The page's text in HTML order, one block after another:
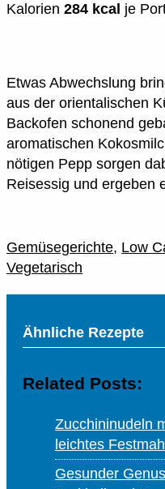
Kalorien 284 kcal je
Etwas Abwechslung
aus der orientalischen
Backofen schonend
aromatischen
nötigen Pepp sorgen
Reisessig und ergeben
Gemüsegerichte, Low
Vegetarisch
Ähnliche Rezepte
Related Posts:
Zucchininudeln
leichtes Festmahl
Gesunder